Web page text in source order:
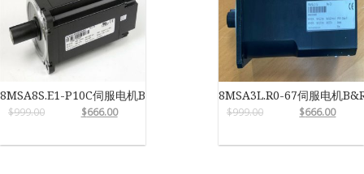
8MSA8S.E1-P10C伺服电机B&R
$999.00 $666.00
8MSA3L.R0-67伺服电机
$999.00 $666.00